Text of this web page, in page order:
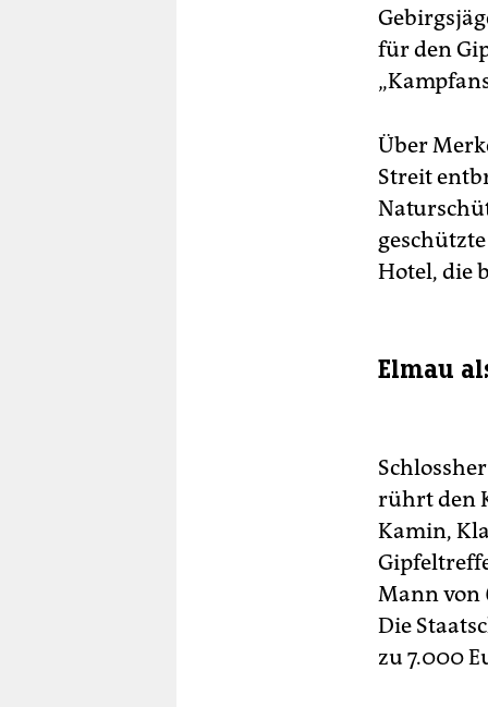
für den
Über
Streit
Hotel, die
Elmau
rührt den
Kamin,
Mann von
Die
zu 7.000